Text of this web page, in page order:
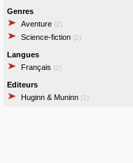
Genres
Aventure (2)
Science-fiction (2)
Langues
Français (2)
Editeurs
Huginn & Muninn (2)